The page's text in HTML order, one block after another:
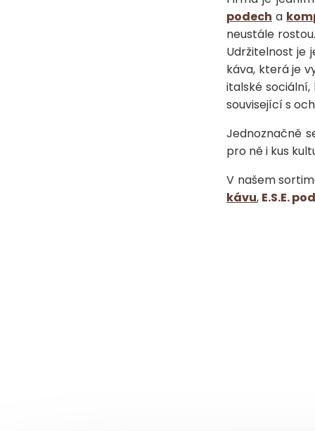
podech a
neustále
Udržitelnost je
káva, která je
italské
související s
Jednoznačně
pro ně i kus
V našem
kávu, E.S.E.